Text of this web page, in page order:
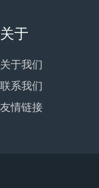
关于
关于我们
联系我们
友情链接